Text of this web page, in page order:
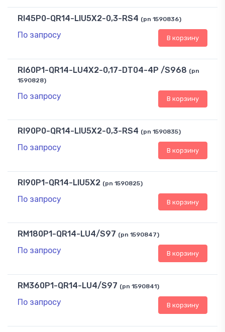
RI45P0-QR14-LIU5X2-0,3-RS4 (pn 1590836)
По запросу В корзину
RI60P1-QR14-LU4X2-0,17-DT04-4P /S968 (pn
1590828)
По запросу В корзину
RI90P0-QR14-LIU5X2-0,3-RS4 (pn 1590835)
По запросу В корзину
RI90P1-QR14-LIU5X2 (pn 1590825)
По запросу В корзину
RM180P1-QR14-LU4/S97 (pn 1590847)
По запросу В корзину
RM360P1-QR14-LU4/S97 (pn 1590841)
По запросу В корзину